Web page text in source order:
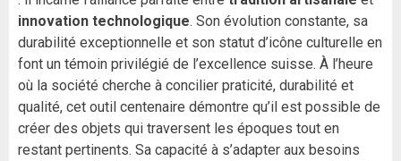
innovation technologique. Son évolution constante, sa
durabilité exceptionnelle et son statut d’icône culturelle en
font un témoin privilégié de l’excellence suisse. À l’heure
où la société cherche à concilier praticité, durabilité et
qualité, cet outil centenaire démontre qu’il est possible de
créer des objets qui traversent les époques tout en
restant pertinents. Sa capacité à s’adapter aux besoins